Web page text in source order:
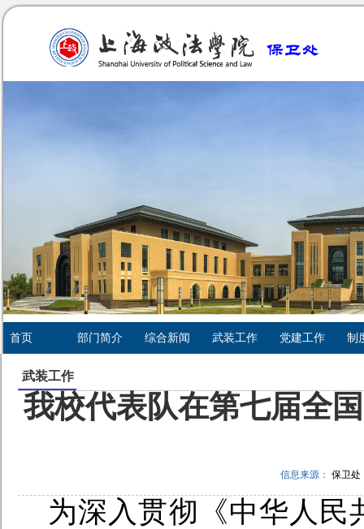
首页 部门简介 综合新闻 武装工作 党建工作 制
武装工作
我校代表队在第七届全
信息来源： 保卫处
为深入贯彻《中华人民